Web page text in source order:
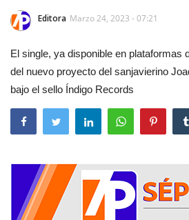
Editora Marzo 24, 2023 - 07:21
El single, ya disponible en plataformas
del nuevo proyecto del sanjavierino
bajo el sello Índigo Records